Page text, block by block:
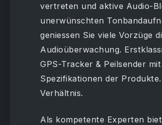
vertreten und aktive Audio-
unerwünschten
geniessen Sie viele Vorzüge
Audioüberwachung.
GPS-Tracker & Peilsender
Spezifikationen der
Verhältnis.
Als kompetente Experten